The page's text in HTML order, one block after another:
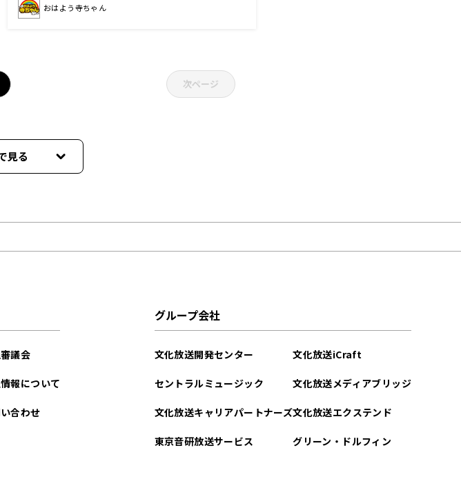
おはよう寺ちゃん
次ページ
見る
議会
報について
合わせ
グループ会社
文化放送開発センター
セントラルミュージック
文化放送キャリアパートナーズ
東京音研放送サービス
文化放送iCraft
文化放送メディアブリッジ
文化放送エクステンド
グリーン・ドルフィン